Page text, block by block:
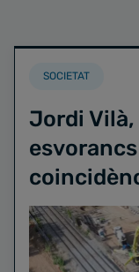
SOCIETAT
Jordi Vilà,